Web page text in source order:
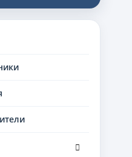
дочернее